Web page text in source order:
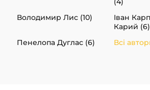
Володимир Лис (10)
Іван
Карий (6)
Пенелопа Дуглас (6) Всі